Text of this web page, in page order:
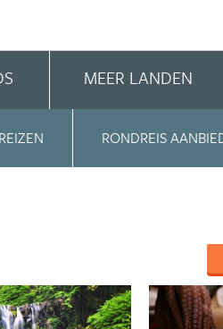
MEER LANDEN
REIZEN RONDREIS